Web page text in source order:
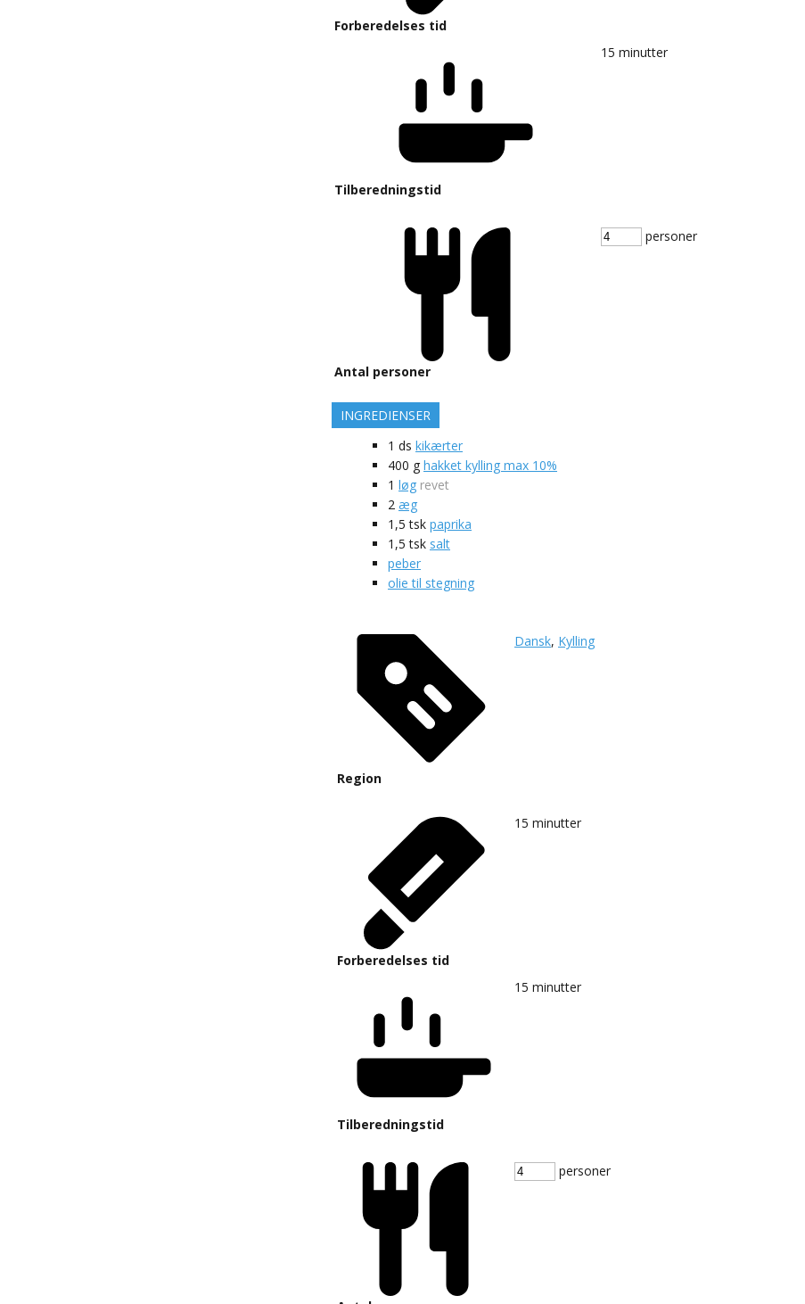
Forberedelses tid
Tilberedningstid
15 minutter
Antal personer
personer
INGREDIENSER
1 ds kikærter
400 g hakket kylling max 10%
1 løg revet
2 æg
1,5 tsk paprika
1,5 tsk salt
peber
olie til stegning
Region
Dansk, Kylling
Forberedelses tid
15 minutter
Tilberedningstid
15 minutter
personer